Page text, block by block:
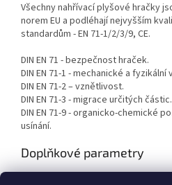
Všechny nahřívací plyšové hračky
norem EU a podléhají nejvyšším
standardům - EN 71-1/2/3/9, CE.
DIN EN 71 - bezpečnost hraček.
DIN EN 71-1 - mechanické a fyzikální
DIN EN 71-2 – vznětlivost.
DIN EN 71-3 - migrace určitých částic.
DIN EN 71-9 - organicko-chemické
usínání.
Doplňkové parametry